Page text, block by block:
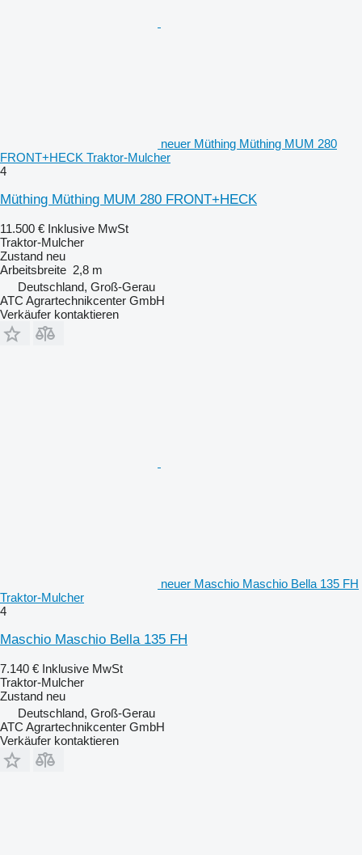
neuer Müthing Müthing MUM 280
FRONT+HECK Traktor-Mulcher
4
Müthing Müthing MUM 280 FRONT+HECK
11.500 € Inklusive MwSt
Traktor-Mulcher
Zustand neu
Arbeitsbreite 2,8 m
Deutschland, Groß-Gerau
ATC Agrartechnikcenter GmbH
Verkäufer kontaktieren
neuer Maschio Maschio Bella 135 FH
Traktor-Mulcher
4
Maschio Maschio Bella 135 FH
7.140 € Inklusive MwSt
Traktor-Mulcher
Zustand neu
Deutschland, Groß-Gerau
ATC Agrartechnikcenter GmbH
Verkäufer kontaktieren